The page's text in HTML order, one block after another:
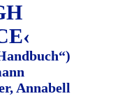
Annabell